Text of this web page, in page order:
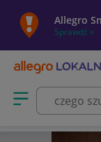
Allegro
Sprawdź »
Otwórz menu z